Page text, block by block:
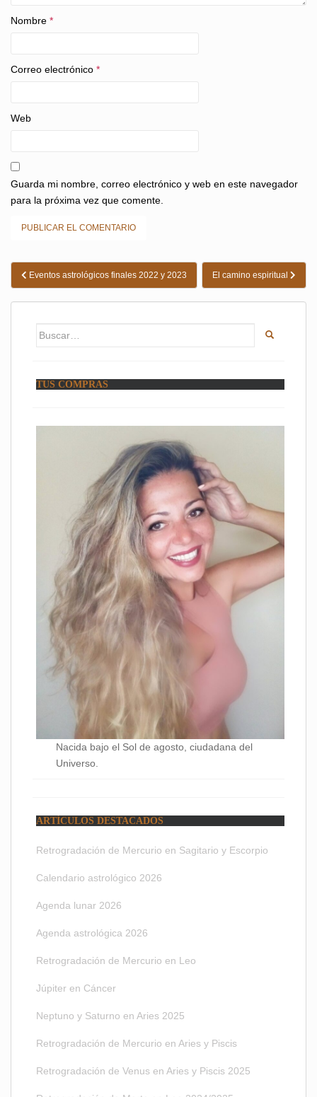
Nombre *
Correo electrónico *
Web
Guarda mi nombre, correo electrónico y web en este navegador
para la próxima vez que comente.
Navegación
de
entradas
Eventos astrológicos finales 2022 y 2023 El camino espiritual
Buscar:
TUS COMPRAS
Nacida bajo el Sol de agosto, ciudadana del
Universo.
ARTÍCULOS DESTACADOS
Retrogradación de Mercurio en Sagitario y Escorpio
Calendario astrológico 2026
Agenda lunar 2026
Agenda astrológica 2026
Retrogradación de Mercurio en Leo
Júpiter en Cáncer
Neptuno y Saturno en Aries 2025
Retrogradación de Mercurio en Aries y Piscis
Retrogradación de Venus en Aries y Piscis 2025